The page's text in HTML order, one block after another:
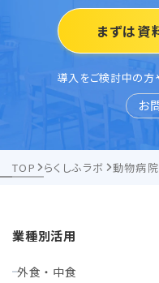
まずは資
導入をご検討中の方
お
TOP らくしふラボ 動物病
業種別活用
外食・中食